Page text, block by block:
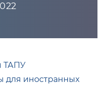
ТАПУ
для иностранных